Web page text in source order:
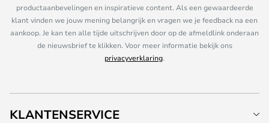
productaanbevelingen en inspiratieve content. Als een gewaardeerde
klant vinden we jouw mening belangrijk en vragen we je feedback na een
aankoop. Je kan ten alle tijde uitschrijven door op de afmeldlink onderaan
de nieuwsbrief te klikken. Voor meer informatie bekijk ons
privacyverklaring.
KLANTENSERVICE